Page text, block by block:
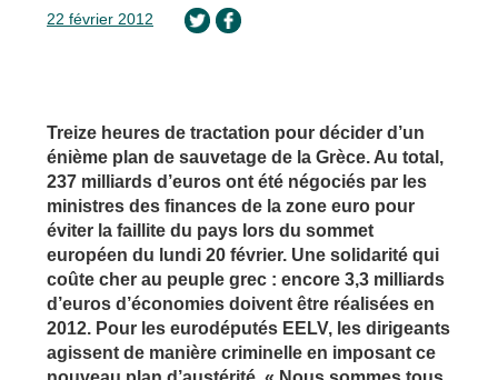
22 février 2012
Treize heures de tractation pour décider d’un
énième plan de sauvetage de la Grèce. Au total,
237 milliards d’euros ont été négociés par les
ministres des finances de la zone euro pour
éviter la faillite du pays lors du sommet
européen du lundi 20 février. Une solidarité qui
coûte cher au peuple grec : encore 3,3 milliards
d’euros d’économies doivent être réalisées en
2012. Pour les eurodéputés EELV, les dirigeants
agissent de manière criminelle en imposant ce